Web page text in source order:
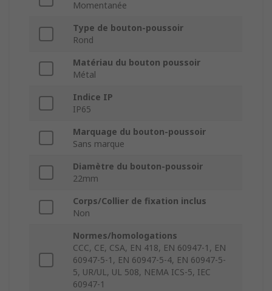
Momentanée
Type de bouton-poussoir
Rond
Matériau du bouton poussoir
Métal
Indice IP
IP65
Marquage du bouton-poussoir
Sans marque
Diamètre du bouton-poussoir
22mm
Corps/Collier de fixation inclus
Non
Normes/homologations
CCC, CE, CSA, EN 418, EN 60947-1, EN
60947-5-1, EN 60947-5-4, EN 60947-5-
5, UR/UL, UL 508, NEMA ICS-5, IEC
60947-1